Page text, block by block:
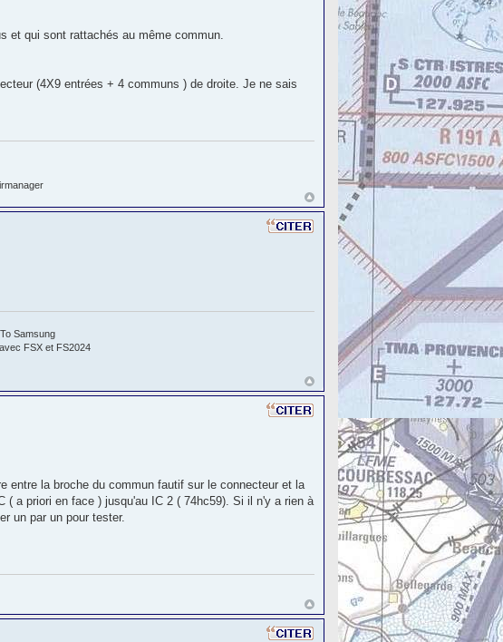
et qui sont rattachés au même commun.
(4X9 entrées + 4 communs ) de droite. Je ne sais
Samsung
FSX et FS2024
entre la broche du commun fautif sur le connecteur et la
( a priori en face ) jusqu'au IC 2 ( 74hc59). Si il n'y a rien à
un par un pour tester.